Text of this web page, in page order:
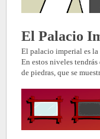
El Palacio
El palacio imperial es
En estos niveles
de piedras, que se